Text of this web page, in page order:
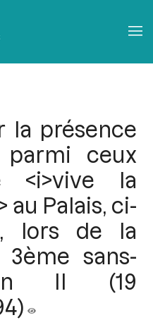
la présence
parmi ceux
la
au Palais, ci-
lors de la
sans-
II (19